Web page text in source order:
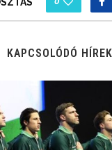
KAPCSOLÓDÓ HÍREK